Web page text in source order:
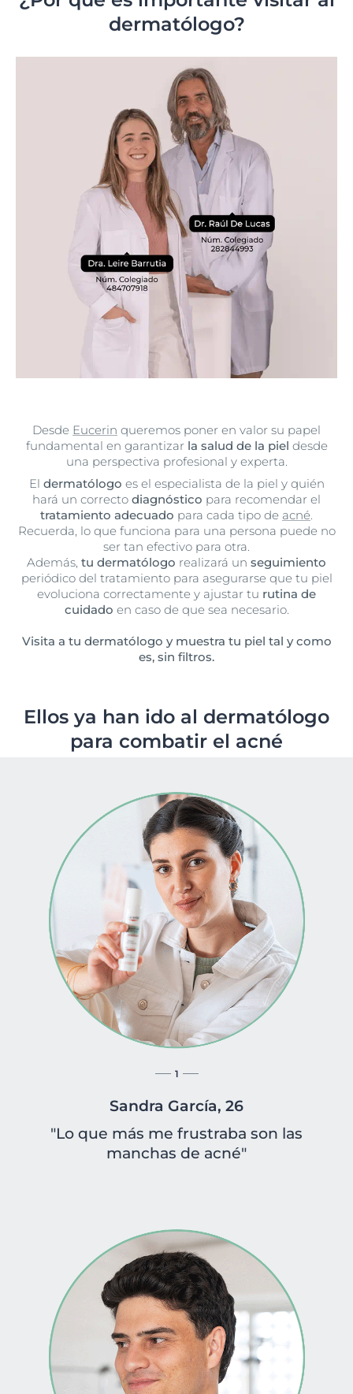
dermatólogo?
Desde Eucerin queremos poner en valor su papel
fundamental en garantizar la salud de la piel desde
una perspectiva profesional y experta.
El dermatólogo es el especialista de la piel y quién
hará un correcto diagnóstico para recomendar el
tratamiento adecuado para cada tipo de acné.
Recuerda, lo que funciona para una persona puede no
ser tan efectivo para otra.
Además, tu dermatólogo realizará un seguimiento
periódico del tratamiento para asegurarse que tu piel
evoluciona correctamente y ajustar tu rutina de
cuidado en caso de que sea necesario.
Visita a tu dermatólogo y muestra tu piel tal y como
es, sin filtros.
Ellos ya han ido al dermatólogo
para combatir el acné
1
Sandra García, 26
"Lo que más me frustraba son las
manchas de acné"